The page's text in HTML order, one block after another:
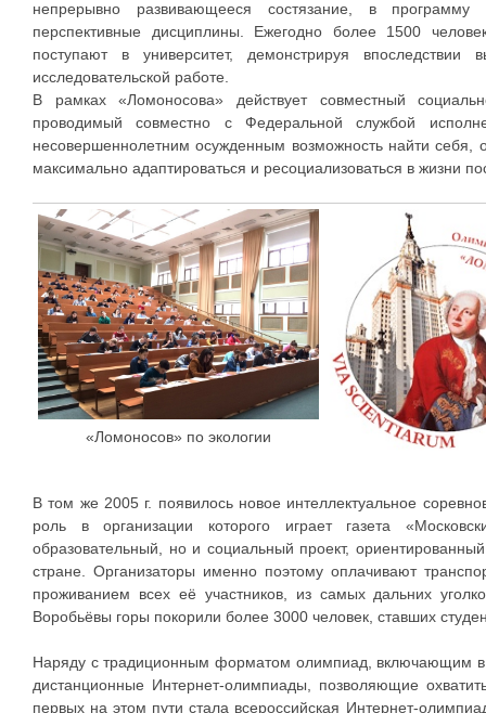
непрерывно развивающееся состязание, в программу
перспективные дисциплины. Ежегодно более 1500
поступают в университет, демонстрируя
исследовательской работе.
В рамках «Ломоносова» действует совместный
проводимый совместно с Федеральной службой
несовершеннолетним осужденным возможность найти себя,
максимально адаптироваться и ресоциализоваться в жизни
«Ломоносов» по экологии
В том же 2005 г. появилось новое интеллектуальное
роль в организации которого играет газета
образовательный, но и социальный проект,
стране. Организаторы именно поэтому оплачивают
проживанием всех её участников, из самых дальних
Воробьёвы горы покорили более 3000 человек, ставших
Наряду с традиционным форматом олимпиад, включающим
дистанционные Интернет-олимпиады, позволяющие
первых на этом пути стала всероссийская Интернет-